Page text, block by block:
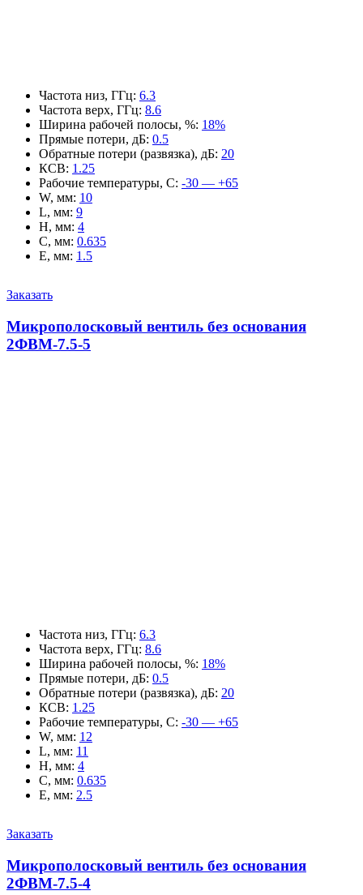
Частота низ, ГГц: 6.3
Частота верх, ГГц: 8.6
Ширина рабочей полосы, %: 18%
Прямые потери, дБ: 0.5
Обратные потери (развязка), дБ: 20
КСВ: 1.25
Рабочие температуры, С: -30 — +65
W, мм: 10
L, мм: 9
H, мм: 4
C, мм: 0.635
E, мм: 1.5
Заказать
Микрополосковый вентиль без основания
2ФВМ-7.5-5
Частота низ, ГГц: 6.3
Частота верх, ГГц: 8.6
Ширина рабочей полосы, %: 18%
Прямые потери, дБ: 0.5
Обратные потери (развязка), дБ: 20
КСВ: 1.25
Рабочие температуры, С: -30 — +65
W, мм: 12
L, мм: 11
H, мм: 4
C, мм: 0.635
E, мм: 2.5
Заказать
Микрополосковый вентиль без основания
2ФВМ-7.5-4